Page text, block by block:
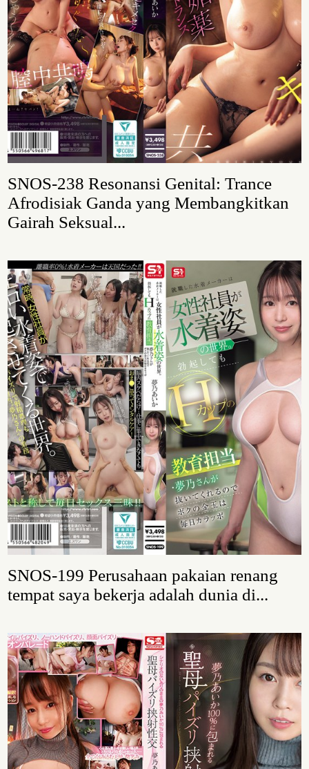
SNOS-238 Resonansi Genital: Trance
Afrodisiak Ganda yang Membangkitkan
Gairah Seksual...
SNOS-199 Perusahaan pakaian renang
tempat saya bekerja adalah dunia di...